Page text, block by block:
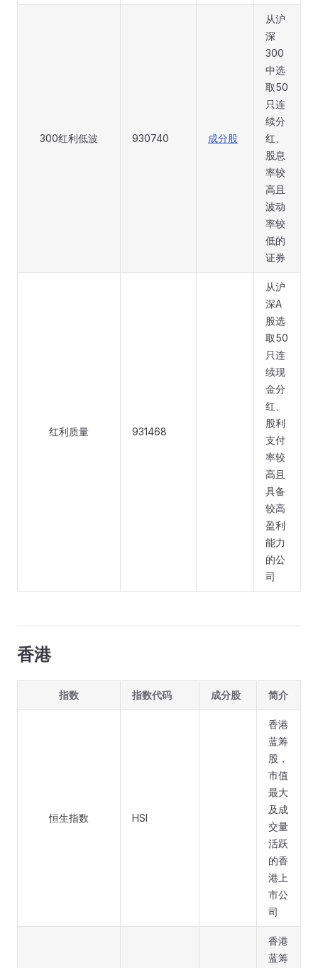
300红利低波 930740 成分股
从沪
深
300
中选
取50
只连
续分
红、
股息
率较
高且
波动
率较
低的
证券
红利质量 931468
从沪
深A
股选
取50
只连
续现
金分
红、
股利
支付
率较
高且
具备
较高
盈利
能力
的公
司
香港
指数 指数代码 成分股 简介
恒生指数 HSI
香港
蓝筹
股，
市值
最大
及成
交量
活跃
的香
港上
市公
司
香港
蓝筹